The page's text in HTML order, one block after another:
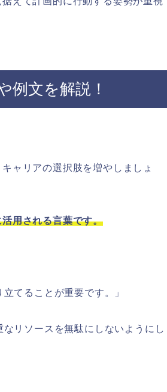
例文を解説！
ャリアの選択肢を増やしましょ
用される言葉です。
てることが重要です。」
リソースを無駄にしないようにし